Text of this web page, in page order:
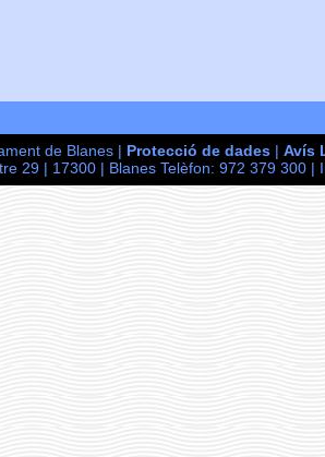
de Blanes | Protecció de dades | Avís
29 | 17300 | Blanes Telèfon: 972 379 300 |